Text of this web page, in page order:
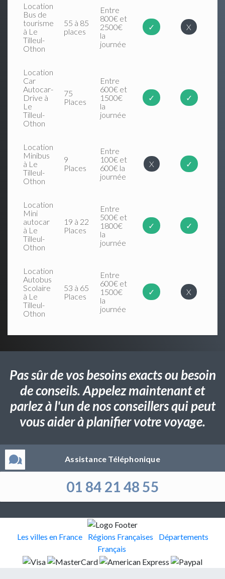
Location
Bus de
tourisme
à Le
Tilleul-
Othon
55 à 85
places
Entre
800€ et
2500€
la
journée
✓ X
Location
Car
Autocar-
Drive à
Le
Tilleul-
Othon
75
Places
Entre
600€ et
1500€
la
journée
✓ ✓
Location
Minibus
à Le
Tilleul-
Othon
9
Places
Entre
100€ et
600€ la
journée
X ✓
Location
Mini
autocar
à Le
Tilleul-
Othon
19 à 22
Places
Entre
500€ et
1800€
la
journée
✓ ✓
Location
Autobus
Scolaire
à Le
Tilleul-
Othon
53 à 65
Places
Entre
600€ et
1500€
la
journée
✓ X
Pas sûr de vos besoins exacts ou besoin
de conseils. Appelez maintenant et
parlez à l'un de nos conseillers qui peut
vous aider à planifier votre voyage.
Assistance Téléphonique
01 84 21 48 55
Les villes en France Régions Françaises
Départements
Français